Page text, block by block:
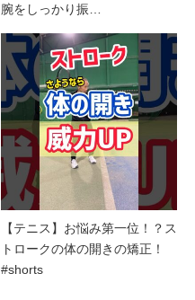
腕をしっかり振…
【テニス】お悩み第一位！？ス
トロークの体の開きの矯正！
#shorts